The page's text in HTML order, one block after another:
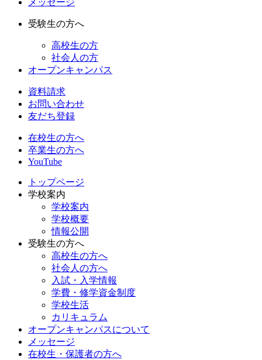
受験生の方へ
高校生の方
社会人の方
オープンキャンパス
資料請求
お問い合わせ
友だち登録
在校生の方へ
卒業生の方へ
YouTube
トップページ
学校案内
学校案内
学校概要
情報公開
受験生の方へ
高校生の方へ
社会人の方へ
入試・入学情報
学費・修学資金制度
学校生活
カリキュラム
オープンキャンパスについて
メッセージ
在校生・保護者の方へ